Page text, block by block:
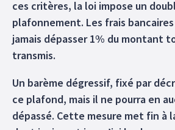
ces critères, la loi impose un
plafonnement. Les frais
jamais dépasser 1% du montant
transmis.
Un barème dégressif, fixé par
ce plafond, mais il ne pourra en
dépassé. Cette mesure met fin à